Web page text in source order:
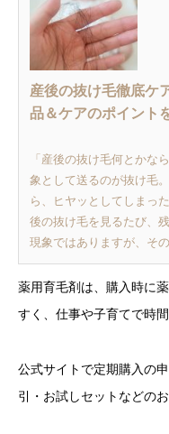
産後の抜け毛徹底ケ
品＆ケアのポイント
「産後の抜け毛何とか
象として送るのが抜け毛
ら、ヒヤッとしてしまっ
後の抜け毛を見るたび、
現象ではありますが、そ
薬用育毛剤は、購入時に
すく、仕事や子育てで時
公式サイトで定期購入の
引・お試しセットなどの